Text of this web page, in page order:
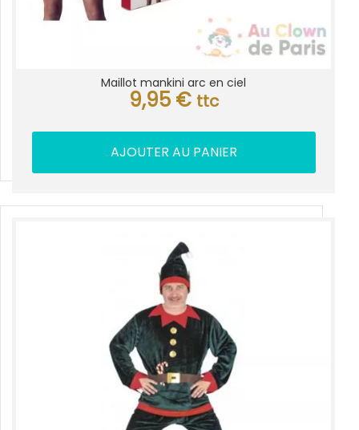
Maillot mankini arc en ciel
9,95 € ttc
AJOUTER AU PANIER